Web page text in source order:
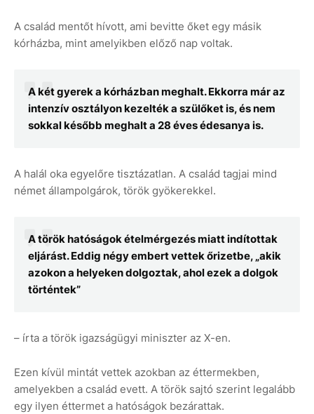
A család mentőt hívott, ami bevitte őket egy másik
kórházba, mint amelyikben előző nap voltak.
A két gyerek a kórházban meghalt. Ekkorra már az
intenzív osztályon kezelték a szülőket is, és nem
sokkal később meghalt a 28 éves édesanya is.
A halál oka egyelőre tisztázatlan. A család tagjai mind
német állampolgárok, török gyökerekkel.
A török hatóságok ételmérgezés miatt indítottak
eljárást. Eddig négy embert vettek őrizetbe, „akik
azokon a helyeken dolgoztak, ahol ezek a dolgok
történtek”
– írta a török igazságügyi miniszter az X-en.
Ezen kívül mintát vettek azokban az éttermekben,
amelyekben a család evett. A török sajtó szerint legalább
egy ilyen éttermet a hatóságok bezárattak.